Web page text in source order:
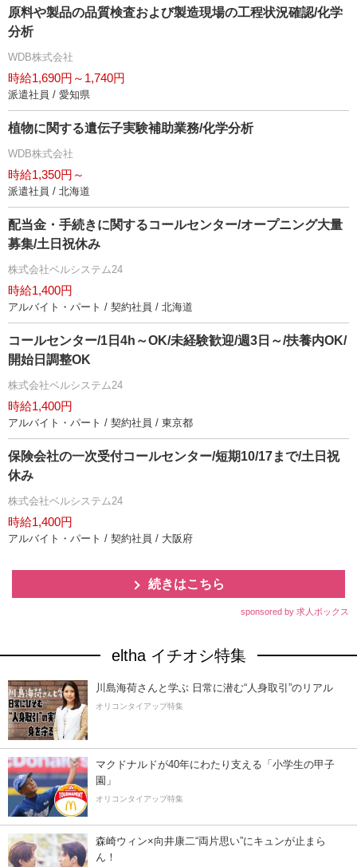
原料や製品の品質検査および製造現場の工程状況確認/化学
分析
WDB株式会社
時給1,690円～1,740円
派遣社員 / 愛知県
植物に関する遺伝子実験補助業務/化学分析
WDB株式会社
時給1,350円～
派遣社員 / 北海道
配当金・手続きに関するコールセンター/オープニング大量
募集/土日祝休み
株式会社ベルシステム24
時給1,400円
アルバイト・パート / 契約社員 / 北海道
コールセンター/1日4h～OK/未経験歓迎/週3日～/扶養内OK/
開始日調整OK
株式会社ベルシステム24
時給1,400円
アルバイト・パート / 契約社員 / 東京都
保険会社の一次受付コールセンター/短期10/17まで/土日祝
休み
株式会社ベルシステム24
時給1,400円
アルバイト・パート / 契約社員 / 大阪府
続きはこちら
sponsored by 求人ボックス
eltha イチオシ特集
川島海荷さんと学ぶ 日常に潜む“人身取引”のリアル
オリコンタイアップ特集
マクドナルドが40年にわたり支える「小学生の甲子
園」
オリコンタイアップ特集
森崎ウィン×向井康二“両片思い”にキュンが止まら
ん！